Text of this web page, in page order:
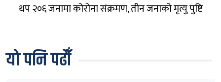
थप २०६ जनामा कोरोना संक्रमण, तीन जनाको मृत्यु पुष्टि
यो पनि पढौँ